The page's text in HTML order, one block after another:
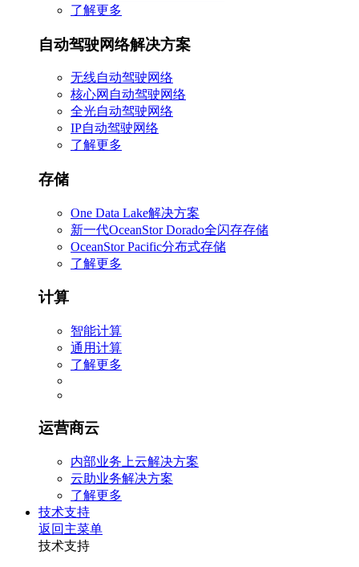
了解更多
自动驾驶网络解决方案
无线自动驾驶网络
核心网自动驾驶网络
全光自动驾驶网络
IP自动驾驶网络
了解更多
存储
One Data Lake解决方案
新一代OceanStor Dorado全闪存存储
OceanStor Pacific分布式存储
了解更多
计算
智能计算
通用计算
了解更多
运营商云
内部业务上云解决方案
云助业务解决方案
了解更多
技术支持
返回主菜单
技术支持